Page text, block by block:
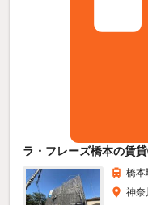
ラ・フレーズ橋本の賃
橋本
神奈